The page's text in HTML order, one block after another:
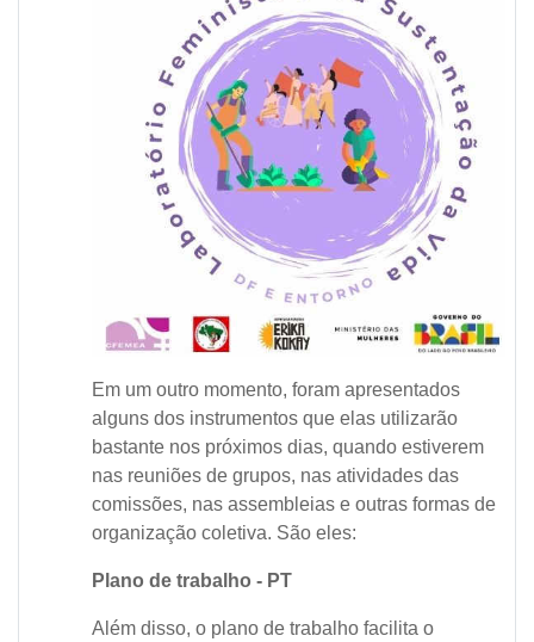
Em um outro momento, foram apresentados
alguns dos instrumentos que elas utilizarão
bastante nos próximos dias, quando estiverem
nas reuniões de grupos, nas atividades das
comissões, nas assembleias e outras formas de
organização coletiva. São eles:
Plano de trabalho - PT
Além disso, o plano de trabalho facilita o